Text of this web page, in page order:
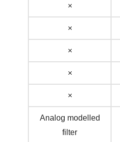
×
×
×
×
×
Analog modelled
filter